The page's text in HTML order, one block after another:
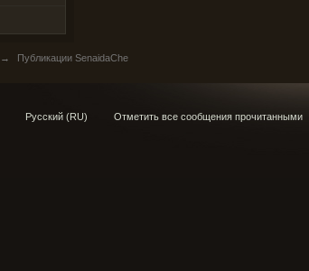
→ Публикации SenaidaChe
Русский (RU) Отметить все сообщения прочитанными